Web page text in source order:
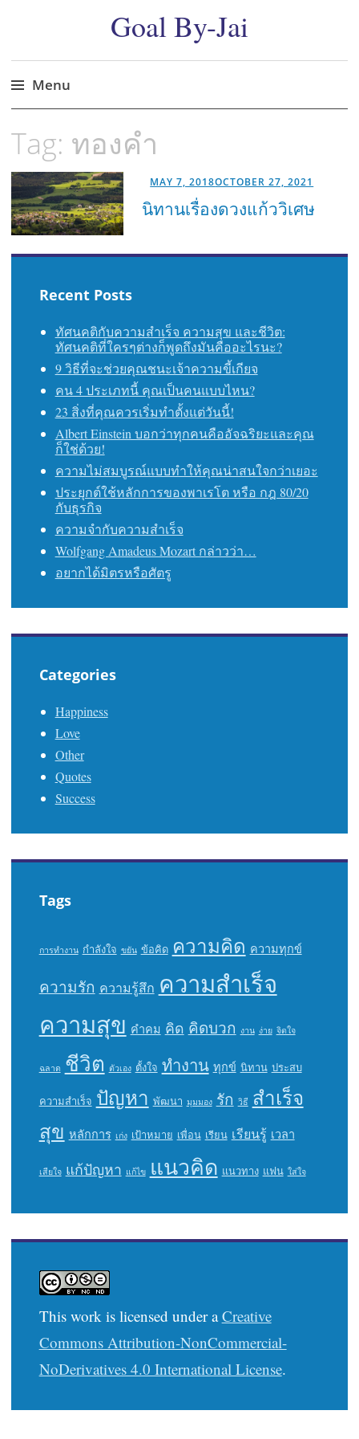
Goal By-Jai
Menu
content
Tag: ทองคำ
MAY 7, 2018OCTOBER 27, 2021
นิทานเรื่องดวงแก้ววิเศษ
Recent Posts
ทัศนคติกับความสำเร็จ ความสุข และชีวิต:
ทัศนคติที่ใครๆต่างก็พูดถึงมันคืออะไรนะ?
9 วิธีที่จะช่วยคุณชนะเจ้าความขี้เกียจ
คน 4 ประเภทนี้ คุณเป็นคนแบบไหน?
23 สิ่งที่คุณควรเริ่มทำตั้งแต่วันนี้!
Albert Einstein บอกว่าทุกคนคืออัจฉริยะและคุณ
ก็ใช่ด้วย!
ความไม่สมบูรณ์แบบทำให้คุณน่าสนใจกว่าเยอะ
ประยุกต์ใช้หลักการของพาเรโต หรือ กฎ 80/20
กับธุรกิจ
ความจำกับความสำเร็จ
Wolfgang Amadeus Mozart กล่าวว่า…
อยากได้มิตรหรือศัตรู
Categories
Happiness
Love
Other
Quotes
Success
Tags
การทำงาน กำลังใจ ขยัน ข้อคิด ความคิด ความทุกข์
ความรัก ความรู้สึก ความสำเร็จ
ความสุข คำคม คิด คิดบวก งาน ง่าย จิตใจ
ฉลาด ชีวิต ตัวเอง ตั้งใจ ทำงาน ทุกข์ นิทาน ประสบ
ความสำเร็จ ปัญหา พัฒนา มุมมอง รัก วิธี สำเร็จ
สุข หลักการ เก่ง เป้าหมาย เพื่อน เรียน เรียนรู้ เวลา
เสียใจ แก้ปัญหา แก้ไข แนวคิด แนวทาง แฟน ใส่ใจ
This work is licensed under aCreative
Commons Attribution-NonCommercial-
NoDerivatives 4.0 International License.